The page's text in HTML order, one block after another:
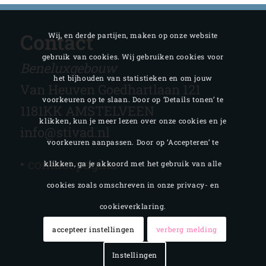
Contact
Beneluxgebouw
Van Heuven Goedhartlaan 121
1181KK AMSTELVEEN
info@stivad.nl
‣
contact pagina
Wij, en derde partijen, maken op onze website
gebruik van cookies. Wij gebruiken cookies voor
het bijhouden van statistieken en om jouw
voorkeuren op te slaan. Door op ‘Details tonen’ te
klikken, kun je meer lezen over onze cookies en je
voorkeuren aanpassen. Door op ‘Accepteren’ te
klikken, ga je akkoord met het gebruik van alle
cookies zoals omschreven in onze privacy- en
cookieverklaring.
accepteer instellingen verberg melding
Instellingen